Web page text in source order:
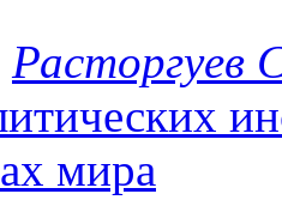
Расторгуев
мира